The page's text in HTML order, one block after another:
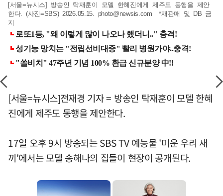
[서울=뉴시스] 방송인 탁재훈이 모델 한혜진에게 제주도 동행을 제안
한다. (사진=SBS) 2026.05.15. photo@newsis.com *재판매 및 DB 금
지
[서울=뉴시스]전재경 기자 = 방송인 탁재훈이 모델 한혜
진에게 제주도 동행을 제안한다.
17일 오후 9시 방송되는 SBS TV 예능물 '미운 우리 새
끼'에서는 모델 송해나의 집들이 현장이 공개된다.